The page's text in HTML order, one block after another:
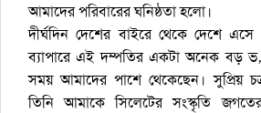
আমাদের পরিবারের ঘনিষ্ঠতা হলো।
দীর্ঘদিন দেশের বাইরে থেকে দেশে
ব্যাপারে এই দম্পতির একটা অনেক বড়
সময় আমাদের পাশে থেকেছেন। সুপ্রিয়
তিনি আমাকে সিলেটের সংস্কৃতি